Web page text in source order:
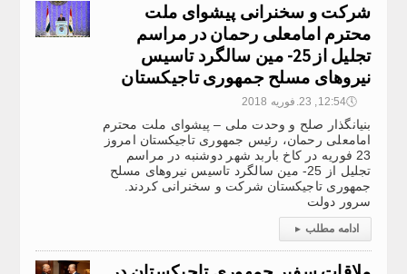
شرکت و سخنرانی پیشوای ملت
محترم امامعلی رحمان در مراسم
تجلیل از 25- مین سالگرد تاسیس
نیروهای مسلح جمهوری تاجیکستان
🕔12:54, 23.فوریه 2018
بنیان­گذار صلح و وحدت ملی – پیشوای ملت محترم
امامعلی رحمان، رئیس جمهوری تاجیکستان امروز
23 فوریه در کاخ باربد شهر دوشنبه در مراسم
تجلیل از 25- مین سالگرد تاسیس نیروهای مسلح
جمهوری تاجیکستان شرکت و سخنرانی کردند.
سرور دولت
ادامه مطلب ▸